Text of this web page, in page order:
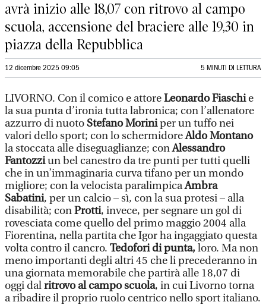
avrà inizio alle 18,07 con ritrovo al campo
scuola, accensione del braciere alle 19,30 in
piazza della Repubblica
12 dicembre 2025 09:05 5 MINUTI DI LETTURA
LIVORNO. Con il comico e attoreLeonardo Fiaschie
la sua punta d’ironia tutta labronica; con l’allenatore
azzurro di nuoto Stefano Moriniper un tuffo nei
valori dello sport; con lo schermidoreAldo Montano
la stoccata alle diseguaglianze; conAlessandro
Fantozziun bel canestro da tre punti per tutti quelli
che in un’immaginaria curva tifano per un mondo
migliore; con la velocista paralimpicaAmbra
Sabatini, per un calcio – sì, con la sua protesi – alla
disabilità; conProtti, invece, per segnare un gol di
rovesciata come quello del primo maggio 2004 alla
Fiorentina, nella partita che Igor ha ingaggiato questa
volta contro il cancro. Tedofori di punta,loro. Ma non
meno importanti degli altri 45 che li precederanno in
una giornata memorabile che partirà alle 18,07 di
oggi dalritrovo al campo scuola, in cui Livorno torna
a ribadire il proprio ruolo centrico nello sport italiano.